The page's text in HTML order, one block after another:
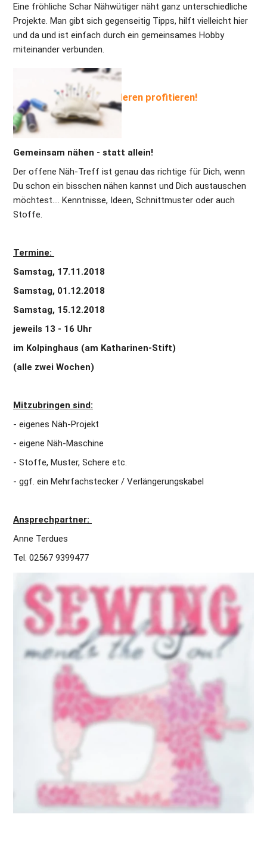
Eine fröhliche Schar Nähwütiger näht ganz unterschiedliche
Projekte. Man gibt sich gegenseitig Tipps, hilft vielleicht hier
und da und ist einfach durch ein gemeinsames Hobby
miteinander verbunden.
Vom Know-How der Anderen profitieren!
Gemeinsam nähen - statt allein!
Der offene Näh-Treff ist genau das richtige für Dich, wenn
Du schon ein bisschen nähen kannst und Dich austauschen
möchtest.... Kenntnisse, Ideen, Schnittmuster oder auch
Stoffe.
Termine:
Samstag, 17.11.2018
Samstag, 01.12.2018
Samstag, 15.12.2018
jeweils 13 - 16 Uhr
im Kolpinghaus (am Katharinen-Stift)
(alle zwei Wochen)
Mitzubringen sind:
- eigenes Näh-Projekt
- eigene Näh-Maschine
- Stoffe, Muster, Schere etc.
- ggf. ein Mehrfachstecker / Verlängerungskabel
Ansprechpartner:
Anne Terdues
Tel. 02567 9399477